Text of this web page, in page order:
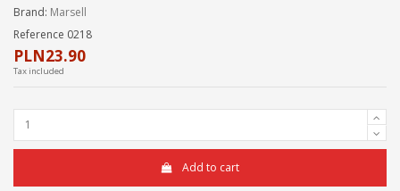
Brand: Marsell
Reference 0218
PLN23.90
Tax included
Add to cart